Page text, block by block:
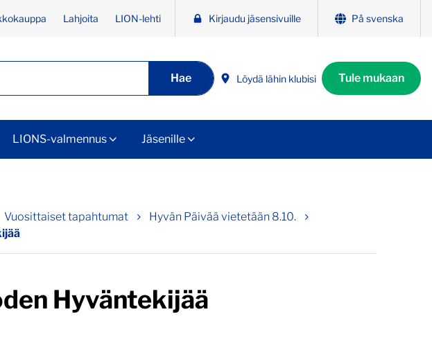
Lahjoita LION-lehti Kirjaudu jäsensivuille På svenska
Hae Löydä lähin klubisi Tule mukaan
LIONS-valmennus Jäsenille
Vuosittaiset tapahtumat
Hyvän Päivää vietetään 8.10.
Hyväntekijää